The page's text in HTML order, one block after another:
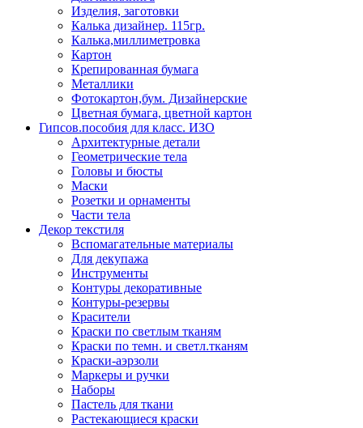
Изделия, заготовки
Калька дизайнер. 115гр.
Калька,миллиметровка
Картон
Крепированная бумага
Металлики
Фотокартон,бум. Дизайнерские
Цветная бумага, цветной картон
Гипсов.пособия для класс. ИЗО
Архитектурные детали
Геометрические тела
Головы и бюсты
Маски
Розетки и орнаменты
Части тела
Декор текстиля
Вспомагательные материалы
Для декупажа
Инструменты
Контуры декоративные
Контуры-резервы
Красители
Краски по светлым тканям
Краски по темн. и светл.тканям
Краски-аэрзоли
Маркеры и ручки
Наборы
Пастель для ткани
Растекающиеся краски